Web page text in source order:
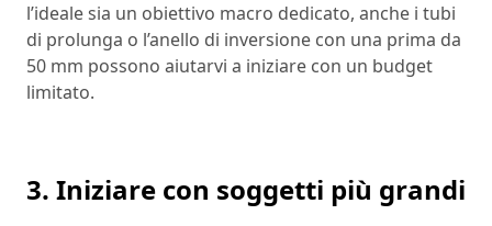
l’ideale sia un obiettivo macro dedicato, anche i tubi
di prolunga o l’anello di inversione con una prima da
50 mm possono aiutarvi a iniziare con un budget
limitato.
3. Iniziare con soggetti più grandi